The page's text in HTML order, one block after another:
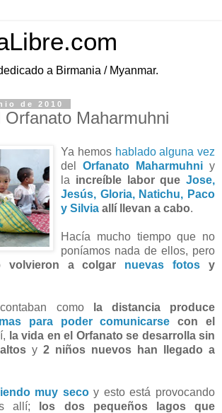
a Birmania / Myanmar.
de 2010
Orfanato Maharmuhni
Ya hemos hablado alguna vez
del Orfanato Maharmuhni y
la increíble labor que Jose,
Jesús, Gloria, Natichu, Paco
y Silvia allí llevan a cabo.
Hacía mucho tiempo que no
poníamos nada de ellos, pero
volvieron a colgar nuevas fotos y
como
la distancia produce
para poder comunicarse con el
la vida en el Orfanato se desarrolla sin
y 2 niños nuevos han llegado a
muy secoy esto está provocando
allí;
los dos pequeños lagos que